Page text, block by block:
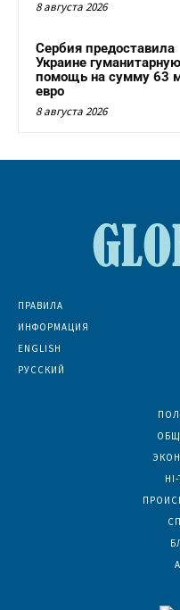
8 августа 2026
Сербия предоставила
Украине гуманитарную
помощь на сумму 63
евро
8 августа 2026
ПРАВИЛА
ИНФОРМАЦИЯ
ENGLISH
РУССКИЙ
HI-